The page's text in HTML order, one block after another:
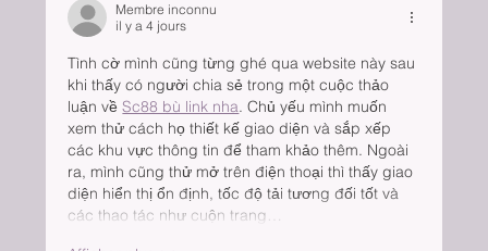
Membre inconnu
il y a 4 jours
Tình cờ mình cũng từng ghé qua website này sau
khi thấy có người chia sẻ trong một cuộc thảo
luận về Sc88 bù link nha. Chủ yếu mình muốn
xem thử cách họ thiết kế giao diện và sắp xếp
các khu vực thông tin để tham khảo thêm. Ngoài
ra, mình cũng thử mở trên điện thoại thì thấy giao
diện hiển thị ổn định, tốc độ tải tương đối tốt và
các thao tác như cuộn trang…